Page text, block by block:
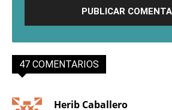
47 COMENTARIOS
Herib Caballero